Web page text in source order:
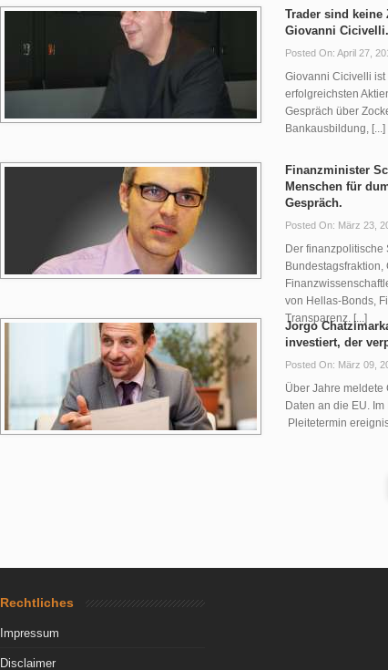
Trader sind keine
Giovanni Cicivelli.
Posted On: April 27,
Giovanni Cicivelli
erfolgreichsten
Gespräch über
Bankausbildung, [...]
Finanzminister
Menschen für
Gespräch.
Posted On: März 23,
Der finanzpolitische
von Hellas-Bonds,
Transparenz. [...]
Jorgo
investiert, der
Posted On: März 09,
Über Jahre meldete
Daten an die EU.
Pleitetermin
Rechtliches
Impressum
Disclaimer